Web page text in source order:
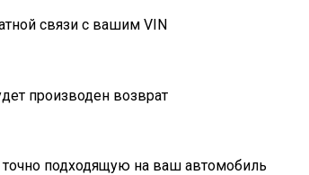
связи с вашим VIN
производен возврат
подходящую на ваш автомобиль